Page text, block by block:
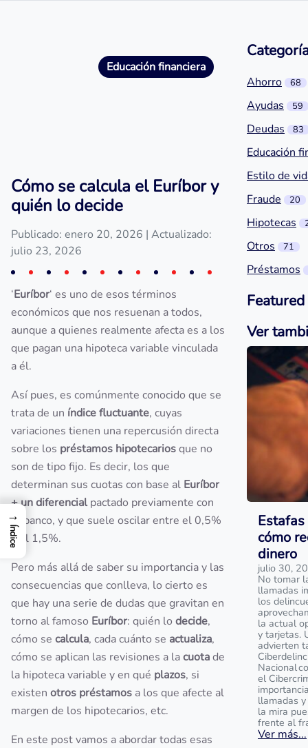
Educación financiera
Cómo se calcula el Euríbor y
quién lo decide
Publicado: enero 20, 2026 | Actualizado:
julio 23, 2026
‘Euríbor‘ es uno de esos términos
económicos que nos resuenan a todos,
aunque a quienes realmente afecta es a los
que pagan una hipoteca variable vinculada
a él.
Así pues, es comúnmente conocido que se
trata de un índice fluctuante, cuyas
variaciones tienen una repercusión directa
sobre los préstamos hipotecariosque no
son de tipo fijo. Es decir, los que
determinan sus cuotas con base al Euríbor
+ un diferencialpactado previamente con
el banco, y que suele oscilar entre el 0,5%
y el 1,5%.
Pero más allá de saber su importancia y las
consecuencias que conlleva, lo cierto es
que hay una serie de dudas que gravitan en
torno al famoso Euríbor: quién lo decide,
cómo se calcula, cada cuánto se actualiza,
cómo se aplican las revisiones a lacuotade
la hipoteca variable y en qué plazos, si
existen otros préstamos a los que afecte al
margen de los hipotecarios, etc.
En este post vamos a abordar todas esas
Ahorro 68
Ayudas 59
Deudas 83
Educación
Estilo de
Fraude
20
Hipotecas
Otros 71
Préstamos
Ver
cómo
dinero
julio 30,
No tomar
llamadas
los
la actual
y tarjetas.
advierten
Nacional
el
llamadas
la mira
frente al
Ver más...
→
Índice